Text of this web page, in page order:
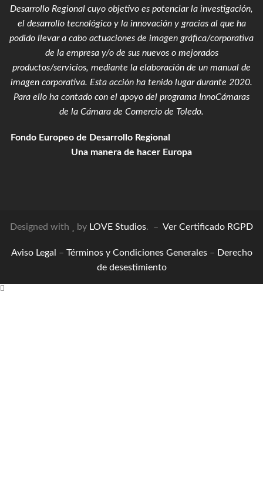
Desarrollo Regional cuyo objetivo es potenciar la investigación,
el desarrollo tecnológico y la innovación y gracias al que ha
podido llevar a cabo actuaciones de imagen gráfica/corporativa
de la empresa y/o de sus nuevos o mejorados
productos/servicios, mediante la elaboración de un manual de
imagen corporativa. Esta acción ha tenido lugar durante 2020.
Para ello ha contado con el apoyo del programa InnoCámaras
de la Cámara de Comercio de Toledo.
Fondo Europeo de Desarrollo Regional
Una manera de hacer Europa
Designed with by LOVE Studios. – Ver Certificado RGPD
Aviso Legal – Términos y Condiciones Generales– Derecho
de desestimiento